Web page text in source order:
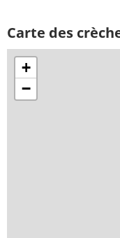
Carte des
+
−